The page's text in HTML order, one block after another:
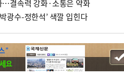
…결속력 강화·소통은 약화
광수-정한석’ 색깔 입힌다